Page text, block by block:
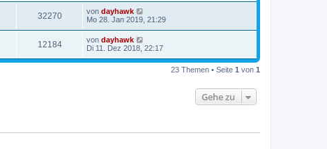
32270 von dayhawk
Mo 28. Jan 2019, 21:29
12184 von dayhawk
Di 11. Dez 2018, 22:17
23 Themen • Seite 1 von 1
Gehe zu